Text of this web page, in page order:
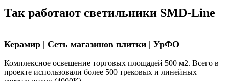
Так работают светильники SMD-Line
Керамир | Сеть магазинов плитки | УрФО
Комплексное освещение торговых площадей 500 м2. Всего в
проекте использовали более 500 трековых и линейных